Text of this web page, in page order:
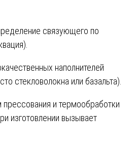
связующего по
наполнителей
стекловолокна или базальта).
и термообработки
изготовлении вызывает